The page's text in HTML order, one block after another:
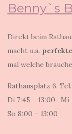
Benny`s
Direkt beim
macht u.a.
mal welche
Rathausplatz 6.
Di 7:45 – 13:00 , Mi
So 8:00 – 13:00